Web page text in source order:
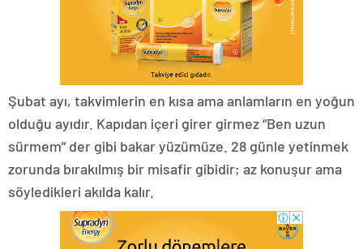
Şubat ayı, takvimlerin en kısa ama anlamların en yoğun
olduğu ayıdır. Kapıdan içeri girer girmez “Ben uzun
sürmem” der gibi bakar yüzümüze. 28 günle yetinmek
zorunda bırakılmış bir misafir gibidir; az konuşur ama
söyledikleri akılda kalır.